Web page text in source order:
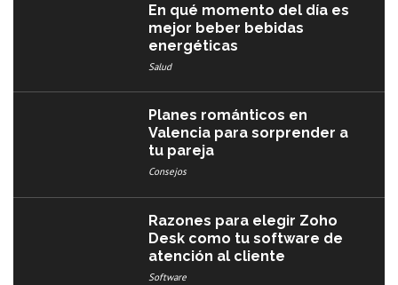
En qué momento del día es
mejor beber bebidas
energéticas
Salud
Planes románticos en
Valencia para sorprender a
tu pareja
Consejos
Razones para elegir Zoho
Desk como tu software de
atención al cliente
Software